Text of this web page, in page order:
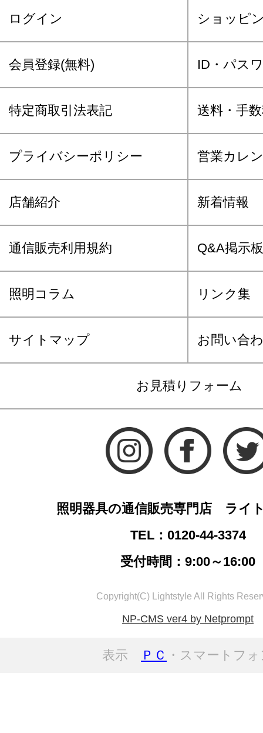
ログイン ショッピ
会員登録(無料) ID・パス
特定商取引法表記 送料・手
プライバシーポリシー 営業カレ
店舗紹介 新着情報
通信販売利用規約 Q&A掲示板
照明コラム リンク集
サイトマップ お問い合
お見積りフォーム
照明器具の通信販売専門店 ライ
TEL：0120-44-3374
受付時間：9:00～16:00
Copyright(C) Lightstyle All Rights
NP-CMS ver4 by Netprompt
表示 ＰＣ ・スマートフ